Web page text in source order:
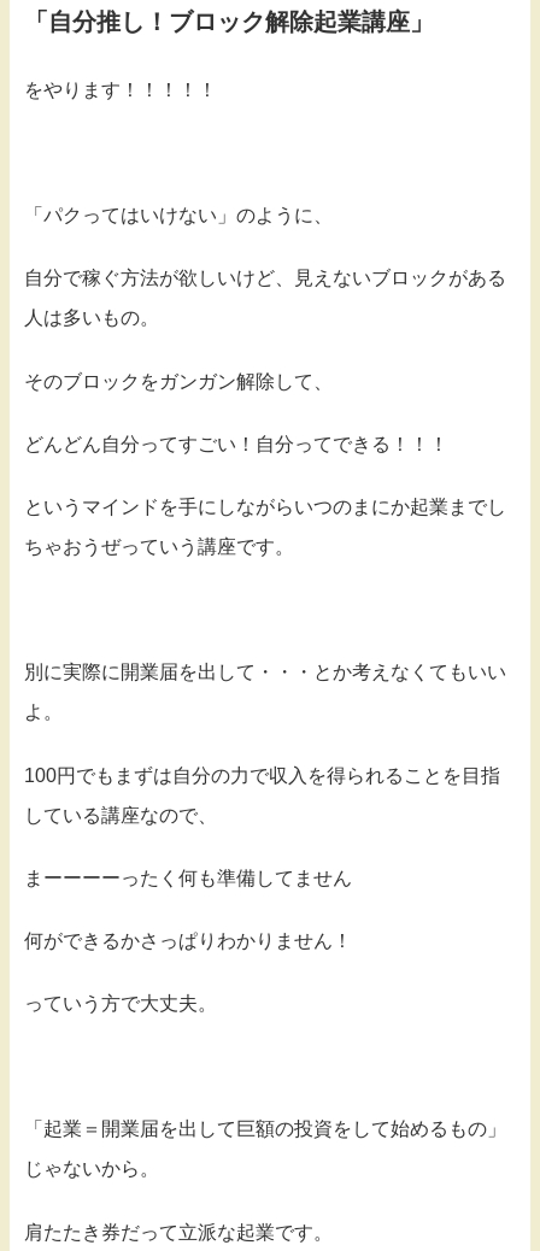
「自分推し！ブロック解除起業講座」
をやります！！！！！
「パクってはいけない」のように、
自分で稼ぐ方法が欲しいけど、見えないブロックがある
人は多いもの。
そのブロックをガンガン解除して、
どんどん自分ってすごい！自分ってできる！！！
というマインドを手にしながらいつのまにか起業までし
ちゃおうぜっていう講座です。
別に実際に開業届を出して・・・とか考えなくてもいい
よ。
100円でもまずは自分の力で収入を得られることを目指
している講座なので、
まーーーーったく何も準備してません
何ができるかさっぱりわかりません！
っていう方で大丈夫。
「起業＝開業届を出して巨額の投資をして始めるもの」
じゃないから。
肩たたき券だって立派な起業です。